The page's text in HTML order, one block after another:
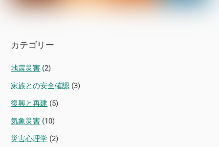
カテゴリー
地震災害 (2)
家族との安全確認 (3)
復興と再建 (5)
気象災害 (10)
災害心理学 (2)